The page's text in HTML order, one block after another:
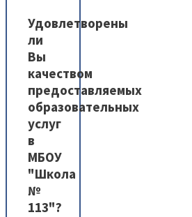
Удовлетворены
ли
Вы
качеством
предоставляемых
образовательных
услуг
в
МБОУ
"Школа
№
113"?